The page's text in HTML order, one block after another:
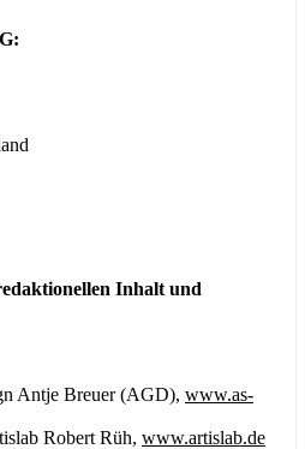
Inhalt und
Antje Breuer (AGD), www.as-
Robert Rüh, www.artislab.de